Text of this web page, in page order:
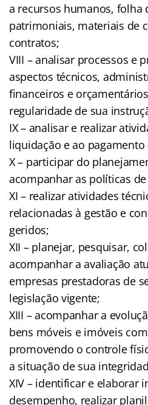
a recursos humanos, folha
patrimoniais, materiais de
contratos;
VIII – analisar processos e
aspectos técnicos,
financeiros e
regularidade de sua
IX – analisar e realizar
liquidação e ao
X – participar do
acompanhar as políticas
XI – realizar atividades
relacionadas à gestão e
geridos;
XII – planejar, pesquisar,
acompanhar a avaliação
empresas prestadoras de
legislação vigente;
XIII – acompanhar a
bens móveis e imóveis
promovendo o controle
a situação de sua
XIV – identificar e elaborar
desempenho, realizar